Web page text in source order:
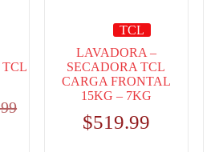
TCL
LAVADORA –
SECADORA TCL
CARGA FRONTAL
15KG – 7KG
$519.99